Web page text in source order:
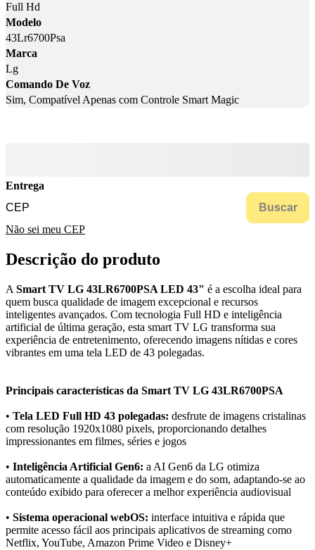
Full Hd
Modelo
43Lr6700Psa
Marca
Lg
Comando De Voz
Sim, Compatível Apenas com Controle Smart Magic
Entrega
Buscar
Não sei meu CEP
Descrição do produto
A Smart TV LG 43LR6700PSA LED 43" é a escolha ideal para
quem busca qualidade de imagem excepcional e recursos
inteligentes avançados. Com tecnologia Full HD e inteligência
artificial de última geração, esta smart TV LG transforma sua
experiência de entretenimento, oferecendo imagens nítidas e cores
vibrantes em uma tela LED de 43 polegadas.
Principais características da Smart TV LG 43LR6700PSA
• Tela LED Full HD 43 polegadas: desfrute de imagens cristalinas
com resolução 1920x1080 pixels, proporcionando detalhes
impressionantes em filmes, séries e jogos
• Inteligência Artificial Gen6: a AI Gen6 da LG otimiza
automaticamente a qualidade da imagem e do som, adaptando-se ao
conteúdo exibido para oferecer a melhor experiência audiovisual
• Sistema operacional webOS: interface intuitiva e rápida que
permite acesso fácil aos principais aplicativos de streaming como
Netflix, YouTube, Amazon Prime Video e Disney+